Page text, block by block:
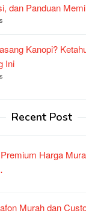
dan Panduan
Kanopi?
Ini
Recent Post
Harga
Murah dan